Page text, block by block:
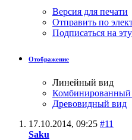
Версия для печати
Отправить по
Подписаться на
Отображение
Линейный вид
Комбинированный
Древовидный вид
17.10.2014, 09:25 #11
Saku